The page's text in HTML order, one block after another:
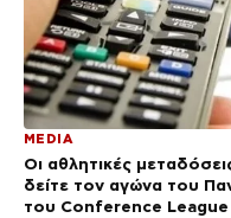
MEDIA
Οι αθλητικές
δείτε τον αγώνα του
του Conference League